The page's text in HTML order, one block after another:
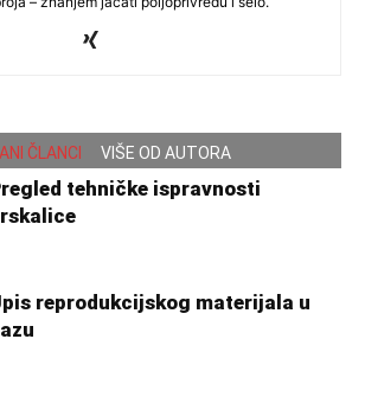
ČLANCI VIŠE OD AUTORA
tehničke ispravnosti
reprodukcijskog materijala u